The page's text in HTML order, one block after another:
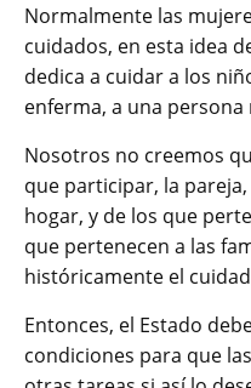
Normalmente las
cuidados, en esta idea
dedica a cuidar a los
enferma, a una
Nosotros no creemos
que participar, la
hogar, y de los que
que pertenecen a las
históricamente el
Entonces, el Estado
condiciones para que